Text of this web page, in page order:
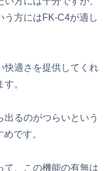
方にはFK‑C4が適し
快適さを提供してくれ
。
るのがつらいという
です。
て、この機能の有無は